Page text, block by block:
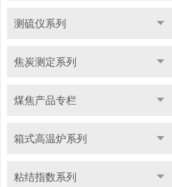
测硫仪系列
焦炭测定系列
煤焦产品专栏
箱式高温炉系列
粘结指数系列